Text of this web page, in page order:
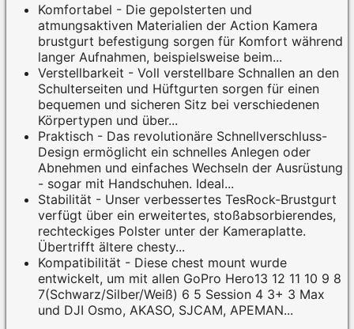
Komfortabel - Die gepolsterten und
atmungsaktiven Materialien der Action Kamera
brustgurt befestigung sorgen für Komfort während
langer Aufnahmen, beispielsweise beim...
Verstellbarkeit - Voll verstellbare Schnallen an den
Schulterseiten und Hüftgurten sorgen für einen
bequemen und sicheren Sitz bei verschiedenen
Körpertypen und über...
Praktisch - Das revolutionäre Schnellverschluss-
Design ermöglicht ein schnelles Anlegen oder
Abnehmen und einfaches Wechseln der Ausrüstung
- sogar mit Handschuhen. Ideal...
Stabilität - Unser verbessertes TesRock-Brustgurt
verfügt über ein erweitertes, stoßabsorbierendes,
rechteckiges Polster unter der Kameraplatte.
Übertrifft ältere chesty...
Kompatibilität - Diese chest mount wurde
entwickelt, um mit allen GoPro Hero13 12 11 10 9 8
7(Schwarz/Silber/Weiß) 6 5 Session 4 3+ 3 Max
und DJI Osmo, AKASO, SJCAM, APEMAN...